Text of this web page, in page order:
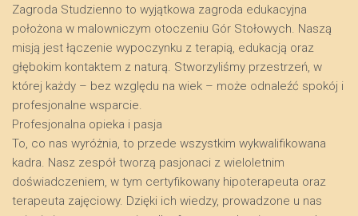
​Zagroda Studzienno to wyjątkowa zagroda edukacyjna
położona w malowniczym otoczeniu Gór Stołowych. Naszą
misją jest łączenie wypoczynku z terapią, edukacją oraz
głębokim kontaktem z naturą. Stworzyliśmy przestrzeń, w
której każdy – bez względu na wiek – może odnaleźć spokój i
profesjonalne wsparcie.
​Profesjonalna opieka i pasja
​To, co nas wyróżnia, to przede wszystkim wykwalifikowana
kadra. Nasz zespół tworzą pasjonaci z wieloletnim
doświadczeniem, w tym certyfikowany hipoterapeuta oraz
terapeuta zajęciowy. Dzięki ich wiedzy, prowadzone u nas